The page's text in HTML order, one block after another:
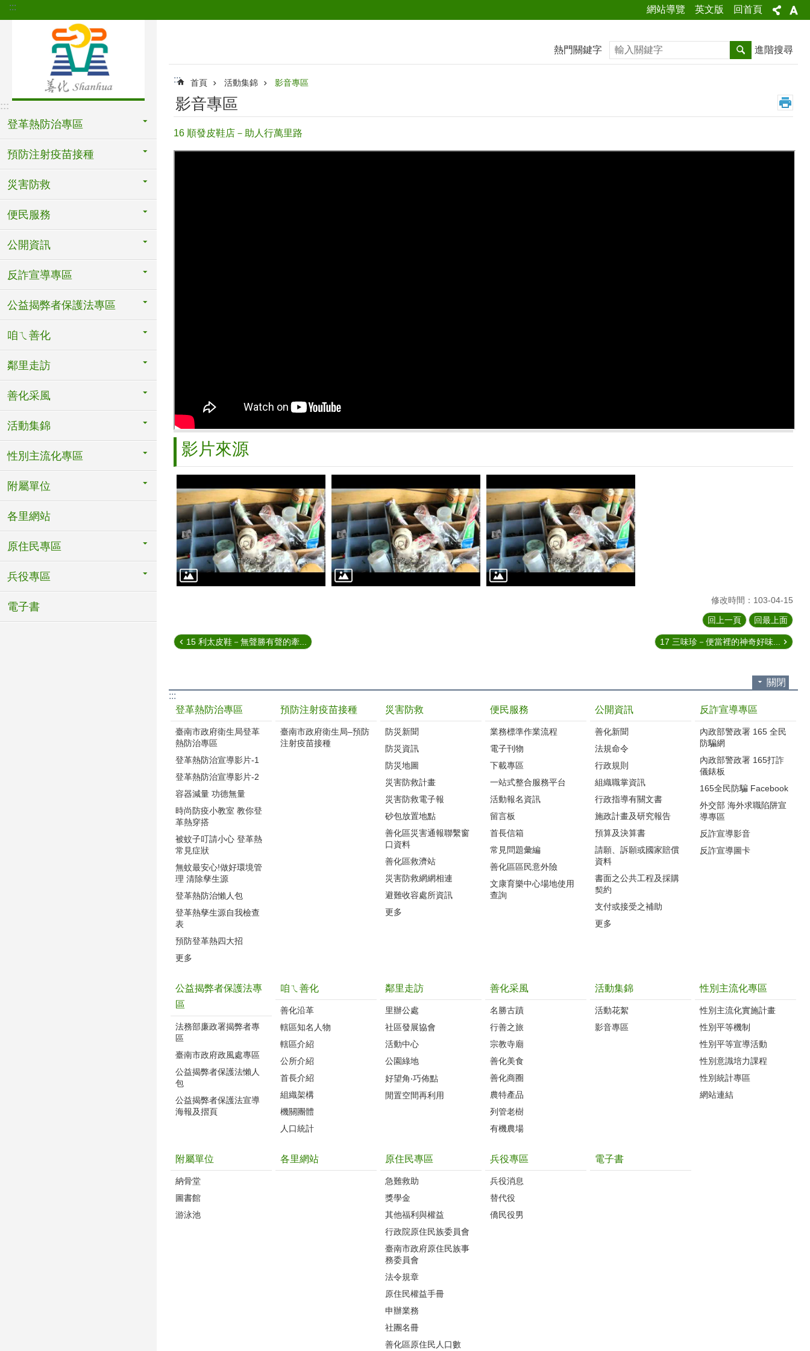
跳到主要內容區塊
::: 網站導覽 英文版 回首頁
:::
登革熱防治專區
預防注射疫苗接種
災害防救
便民服務
公開資訊
反詐宣導專區
公益揭弊者保護法專區
咱ㄟ善化
鄰里走訪
善化采風
活動集錦
性別主流化專區
附屬單位
各里網站
原住民專區
兵役專區
電子書
熱門關鍵字 搜尋 進階搜尋
::: 首頁 活動集錦 影音專區
影音專區
16 順發皮鞋店－助人行萬里路
影片來源
修改時間：103-04-15
回上一頁 回最上面
15 利太皮鞋－無聲勝有聲的牽... 17 三味珍－便當裡的神奇好味...
關閉
:::
登革熱防治專區
臺南市政府衛生局登革
熱防治專區
登革熱防治宣導影片-1
登革熱防治宣導影片-2
容器減量 功德無量
時尚防疫小教室 教你登
革熱穿搭
被蚊子叮請小心 登革熱
常見症狀
無蚊最安心!做好環境管
理 清除孳生源
登革熱防治懶人包
登革熱孳生源自我檢查
表
預防登革熱四大招
更多
預防注射疫苗接種
臺南市政府衛生局–預防
注射疫苗接種
災害防救
防災新聞
防災資訊
防災地圖
災害防救計畫
災害防救電子報
砂包放置地點
善化區災害通報聯繫窗
口資料
善化區救濟站
災害防救網網相連
避難收容處所資訊
更多
便民服務
業務標準作業流程‭
電子刊物
下載專區
一站式整合服務平台
活動報名資訊
留言板
首長信箱
常見問題彙編
善化區區民意外險
文康育樂中心場地使用
查詢
公開資訊
善化新聞
法規命令
行政規則
組織職掌資訊
行政指導有關文書
施政計畫及研究報告
預算及決算書
請願、訴願或國家賠償
資料
書面之公共工程及採購
契約
支付或接受之補助
更多
反詐宣導專區
內政部警政署 165 全民
防騙網
內政部警政署 165打詐
儀錶板
165全民防騙 Facebook
外交部 海外求職陷阱宣
導專區
反詐宣導影音
反詐宣導圖卡
公益揭弊者保護法專
區
法務部廉政署揭弊者專
區
臺南市政府政風處專區
公益揭弊者保護法懶人
包
公益揭弊者保護法宣導
海報及摺頁
咱ㄟ善化
善化沿革‭
轄區知名人物‭
轄區介紹
公所介紹
首長介紹
組織架構
機關團體
人口統計
鄰里走訪
里辦公處‭ ‭
社區發展協會‭
活動中心
公園綠地
好望角‧巧佈點
閒置空間再利用
善化采風
名勝古蹟
行善之旅
宗教寺廟
善化美食
善化商圈
農特產品
列管老樹
有機農場
活動集錦
活動花絮
影音專區
性別主流化專區
性別主流化實施計畫
性別平等機制
性別平等宣導活動
性別意識培力課程
性別統計專區
網站連結
附屬單位
納骨堂
圖書館
游泳池
各里網站 原住民專區
急難救助
獎學金
其他福利與權益
行政院原住民族委員會
臺南市政府原住民族事
務委員會
法令規章
原住民權益手冊
申辦業務
社團名冊
善化區原住民人口數
兵役專區
兵役消息
替代役
僑民役男
電子書